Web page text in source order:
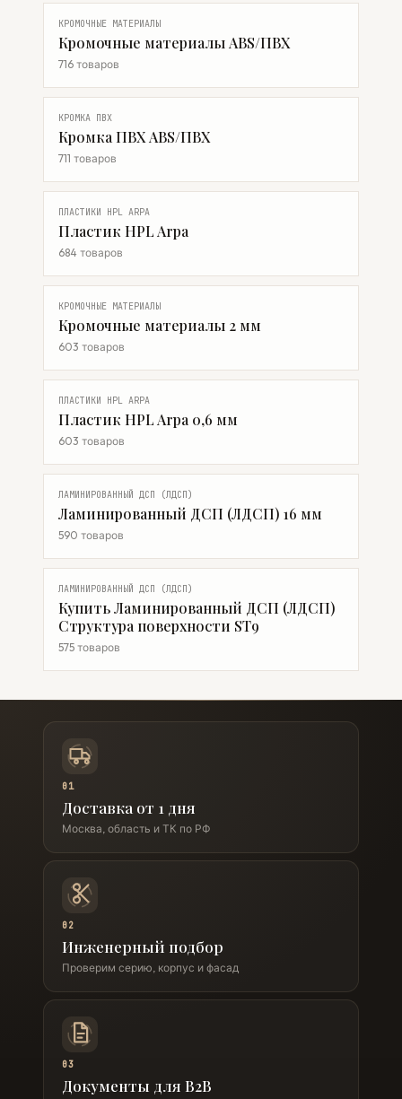
КРОМОЧНЫЕ МАТЕРИАЛЫ
Кромочные материалы ABS/ПВХ
716 товаров
КРОМКА ПВХ
Кромка ПВХ ABS/ПВХ
711 товаров
ПЛАСТИКИ HPL ARPA
Пластик HPL Arpa
684 товаров
КРОМОЧНЫЕ МАТЕРИАЛЫ
Кромочные материалы 2 мм
603 товаров
ПЛАСТИКИ HPL ARPA
Пластик HPL Arpa 0,6 мм
603 товаров
ЛАМИНИРОВАННЫЙ ДСП (ЛДСП)
Ламинированный ДСП (ЛДСП) 16 мм
590 товаров
ЛАМИНИРОВАННЫЙ ДСП (ЛДСП)
Купить Ламинированный ДСП (ЛДСП)
Структура поверхности ST9
575 товаров
01
Доставка от 1 дня
Москва, область и ТК по РФ
02
Инженерный подбор
Проверим серию, корпус и фасад
03
Документы для B2B